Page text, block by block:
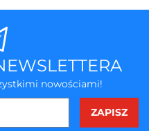
nowościami!